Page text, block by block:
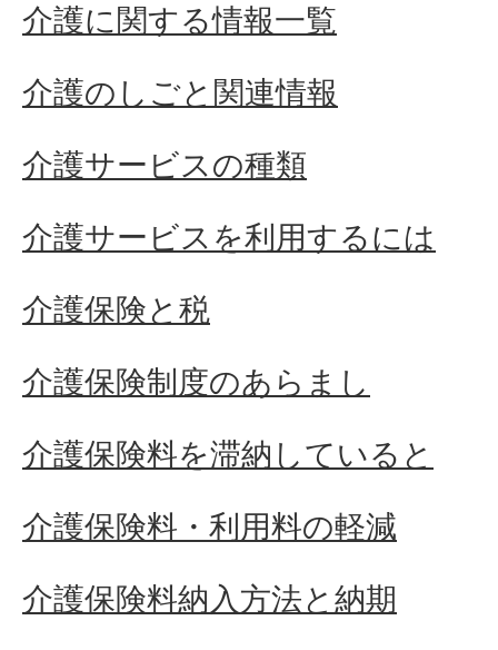
介護に関する情報一覧
介護のしごと関連情報
介護サービスの種類
介護サービスを利用するには
介護保険と税
介護保険制度のあらまし
介護保険料を滞納していると
介護保険料・利用料の軽減
介護保険料納入方法と納期